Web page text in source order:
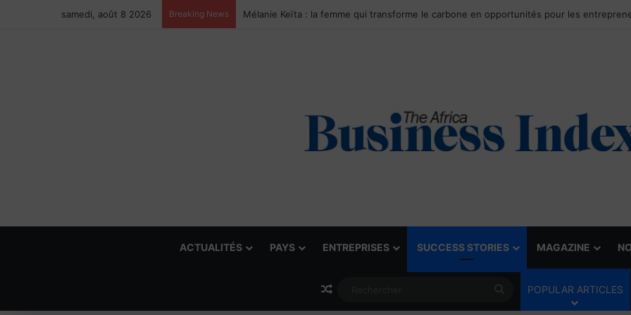
samedi, août 8 2026 Breaking News
ACTUALITÉS PAYS ENTREPRISES SUCCESS STORIES MAGAZINE
Article Aléatoire Rechercher
POPULAR ARTICLES